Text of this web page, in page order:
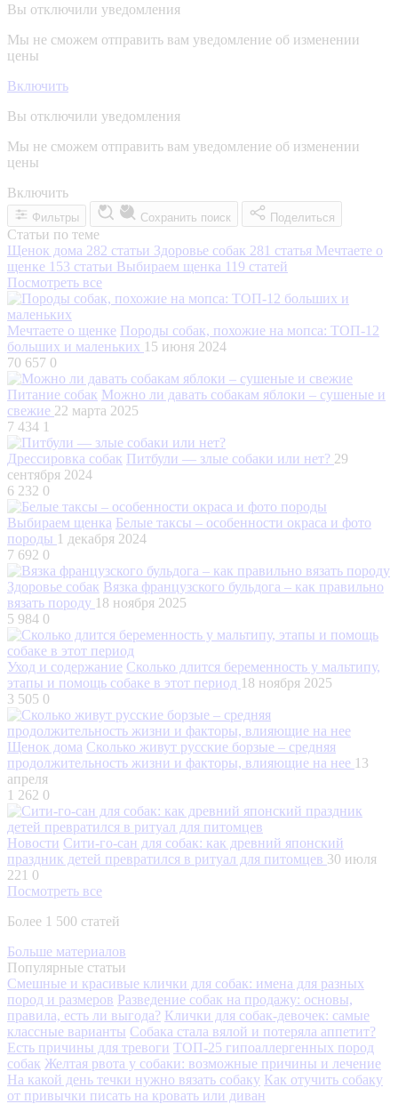
Вы отключили уведомления
Мы не сможем отправить вам уведомление об изменении
цены
Включить
Вы отключили уведомления
Мы не сможем отправить вам уведомление об изменении
цены
Включить
Фильтры Сохранить поиск Поделиться
Статьи по теме
Щенок дома 282 статьи Здоровье собак 281 статья Мечтаете о
щенке 153 статьи Выбираем щенка 119 статей
Посмотреть все
Мечтаете о щенке Породы собак, похожие на мопса: ТОП-12
больших и маленьких 15 июня 2024
70 657 0
Питание собак Можно ли давать собакам яблоки – сушеные и
свежие 22 марта 2025
7 434 1
Дрессировка собак Питбули — злые собаки или нет? 29
сентября 2024
6 232 0
Выбираем щенка Белые таксы – особенности окраса и фото
породы 1 декабря 2024
7 692 0
Здоровье собак Вязка французского бульдога – как правильно
вязать породу 18 ноября 2025
5 984 0
Уход и содержание Сколько длится беременность у мальтипу,
этапы и помощь собаке в этот период 18 ноября 2025
3 505 0
Щенок дома Сколько живут русские борзые – средняя
продолжительность жизни и факторы, влияющие на нее 13
апреля
1 262 0
Новости Сити-го-сан для собак: как древний японский
праздник детей превратился в ритуал для питомцев 30 июля
221 0
Посмотреть все
Более 1 500 статей
Больше материалов
Популярные статьи
Смешные и красивые клички для собак: имена для разных
пород и размеров Разведение собак на продажу: основы,
правила, есть ли выгода? Клички для собак-девочек: самые
классные варианты Собака стала вялой и потеряла аппетит?
Есть причины для тревоги ТОП-25 гипоаллергенных пород
собак Желтая рвота у собаки: возможные причины и лечение
На какой день течки нужно вязать собаку Как отучить собаку
от привычки писать на кровать или диван